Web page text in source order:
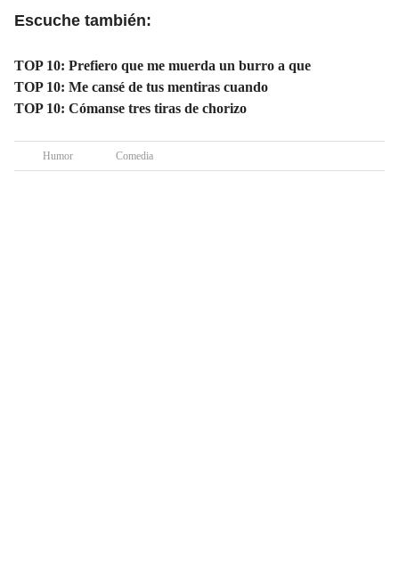
Escuche también:
TOP 10: Prefiero que me muerda un burro a que
TOP 10: Me cansé de tus mentiras cuando
TOP 10: Cómanse tres tiras de chorizo
Humor Comedia